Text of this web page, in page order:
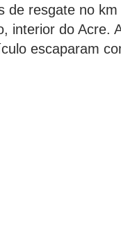
de resgate no
interior do Acre.
escaparam